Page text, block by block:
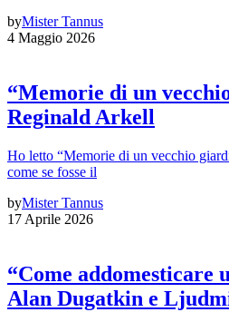
byMister Tannus
4 Maggio 2026
“Memorie di un
Reginald Arkell
Ho letto “Memorie di un vecchio
come se fosse il
byMister Tannus
17 Aprile 2026
“Come addomesticare
Alan Dugatkin e